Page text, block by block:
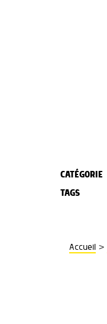
CATÉGORIE
TAGS
Accueil >